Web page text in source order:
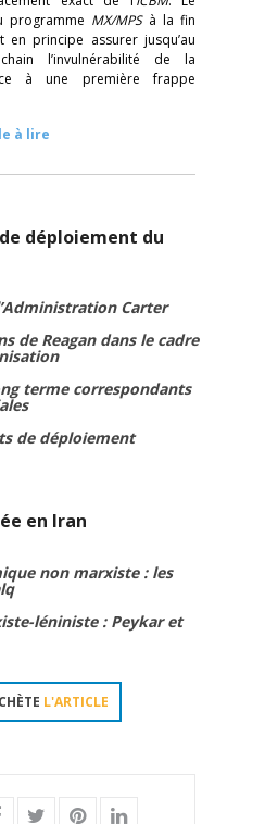
programme MX/MPSà la fin
en principe assurer jusqu’au
l’invulnérabilité de la
à une première frappe
à lire
déploiement du
Carter
de Reagan dans le cadre
terme correspondants
de déploiement
en Iran
non marxiste : les
léniniste : Peykar et
L'ARTICLE